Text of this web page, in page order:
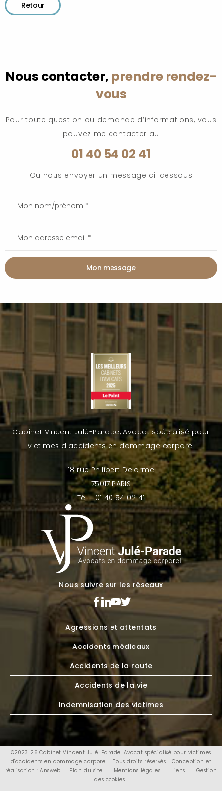
Retour
Nous contacter, prendre rendez-
vous
Pour toute question ou demande d’informations, vous
pouvez me contacter au
01 40 54 02 41
Ou nous envoyer un message ci-dessous
Mon message
Cabinet Vincent Julé-Parade, Avocat spécialisé pour
victimes d'accidents en dommage corporel
18 rue Philibert Delorme
75017 PARIS
Tél. : 01 40 54 02 41
Nous suivre sur les réseaux
Agressions et attentats
Accidents médicaux
Accidents de la route
Accidents de la vie
Indemnisation des victimes
©2023-26 Cabinet Vincent Julé-Parade, Avocat spécialisé pour victimes
d'accidents en dommage corporel - Tous droits réservés - Conception et
réalisation : Answeb -
Plan du site - Mentions légales - Liens
- Gestion
des cookies